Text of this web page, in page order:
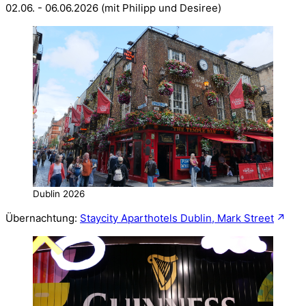
02.06. - 06.06.2026 (mit Philipp und Desiree)
Dublin 2026
Übernachtung: Staycity Aparthotels Dublin, Mark Street